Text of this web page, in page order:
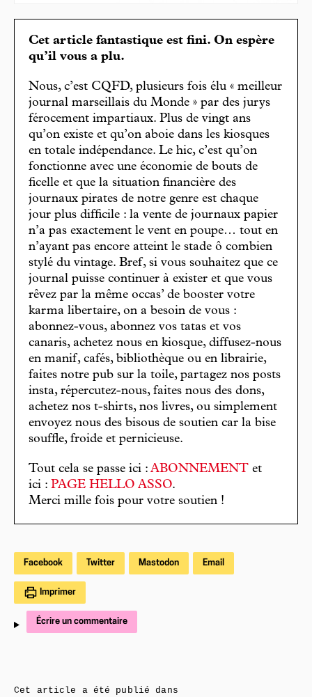
Cet article fantastique est fini. On espère
qu’il vous a plu.
Nous, c’est CQFD, plusieurs fois élu « meilleur
journal marseillais du Monde » par des jurys
férocement impartiaux. Plus de vingt ans
qu’on existe et qu’on aboie dans les kiosques
en totale indépendance. Le hic, c’est qu’on
fonctionne avec une économie de bouts de
ficelle et que la situation financière des
journaux pirates de notre genre est chaque
jour plus difficile : la vente de journaux papier
n’a pas exactement le vent en poupe… tout en
n’ayant pas encore atteint le stade ô combien
stylé du vintage. Bref, si vous souhaitez que ce
journal puisse continuer à exister et que vous
rêvez par la même occas’ de booster votre
karma libertaire, on a besoin de vous :
abonnez-vous, abonnez vos tatas et vos
canaris, achetez nous en kiosque, diffusez-nous
en manif, cafés, bibliothèque ou en librairie,
faites notre pub sur la toile, partagez nos posts
insta, répercutez-nous, faites nous des dons,
achetez nos t-shirts, nos livres, ou simplement
envoyez nous des bisous de soutien car la bise
souffle, froide et pernicieuse.
Tout cela se passe ici : ABONNEMENT et
ici : PAGE HELLO ASSO.
Merci mille fois pour votre soutien !
Facebook Twitter Mastodon Email
Imprimer
Écrire un commentaire
Cet article a été publié dans